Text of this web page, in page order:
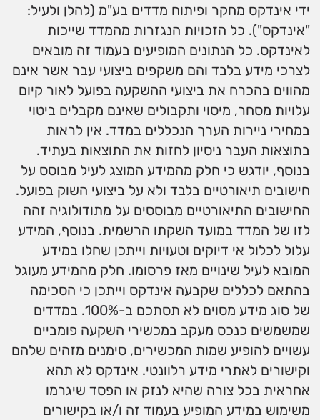
ידי אינדקס מחקר ופיתוח מדדים בע"מ (להלן ולעיל:
"אינדקס"). כל הזכויות הנגזרות מהמדד שייכות
לאינדקס. כל הנתונים המופיעים בעמוד זה מובאים
לצרכי מידע בלבד והם משקפים ביצועי עבר אשר אינם
מהווים בהכרח את ביצועי ההשקעה בפועל לאור קיום
עלויות מסחר, מיסוי ותקבולים שאינם מקבלים ביטוי
במחירי ניירות הערך הנכללים במדד. אין לראות
בתוצאות העבר ניסיון לחזות את התוצאות בעתיד.
בנוסף, יודגש כי חלק מהמידע המוצג לעיל מבוסס על
חישובים תיאורטיים בלבד ולא על ביצועי השוק בפועל.
החישובים התיאורטיים מבוססים על מתודולוגיה זהה
לזו של המדד במועד השקתו הרשמית. בנוסף, המידע
עלול לכלול אי דיוקים וטעויות וייתכן שחלו במידע
המובא לעיל שינויים מאז פרסומו. חלק מהמידע מעוגל
בהתאם לכללים שקבעה אינדקס וייתכן כי הסכימה
של סוג מידע מסוים לא תסתכם ב-100%. במדדים
שמשמשים כנכס מעקב במכשירי השקעה פומביים
עשויים להופיע שמות המכשירים, סימנים מזהים שלהם
וקישורים לאתרי מידע רלוונטי. אינדקס לא תהא
אחראית בכל צורה שהיא לנזק או הפסד שיגרמו
משימוש במידע המופיע בעמוד זה ו/או בקישורים